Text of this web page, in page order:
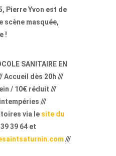
Pierre Yvon est de
scène masquée,
!
SANITAIRE EN
Accueil dès 20h ///
/ 10€ réduit ///
///
via le site du
39 64 et
///